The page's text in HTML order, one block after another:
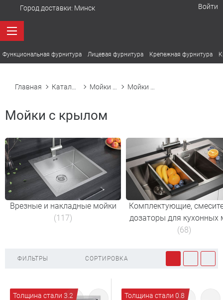
Город доставки: Минск Войти
Функциональная фурнитура Лицевая фурнитура Крепежная фурнитура
Главная
Мойки с крылом
Врезные и накладные мойки
(117)
Комплектующие,
дозаторы для кухонных
(68)
ФИЛЬТРЫ СОРТИРОВКА
Толщина стали 3.2 Толщина стали 0.8